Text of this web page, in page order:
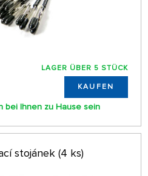
LAGER ÜBER 5 STÜCK
KAUFEN
bei Ihnen zu Hause sein
stojánek (4 ks)